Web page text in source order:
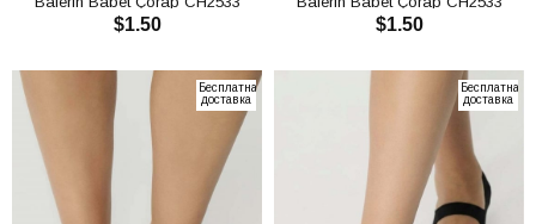
$1.50 $1.50
Бесплатная
доставка
Бесплатная
доставка